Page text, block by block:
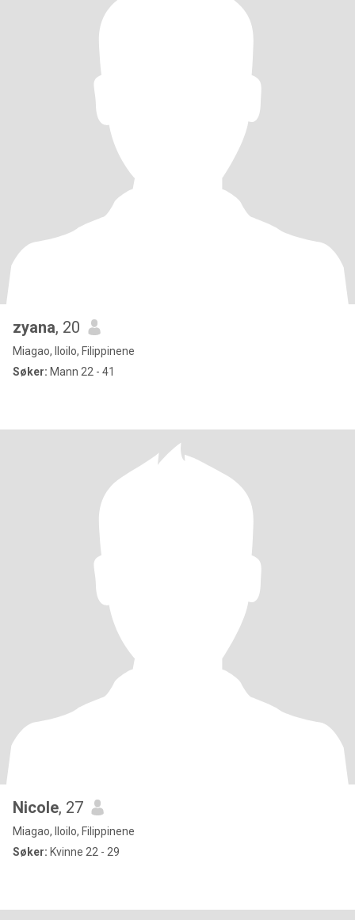
zyana, 20
Miagao, Iloilo, Filippinene
Søker: Mann 22 - 41
Nicole, 27
Miagao, Iloilo, Filippinene
Søker: Kvinne 22 - 29